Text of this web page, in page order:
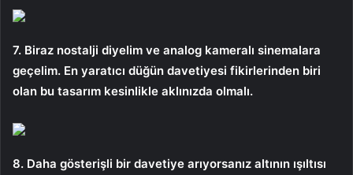
7. Biraz nostalji diyelim ve analog kameralı sinemalara
geçelim. En yaratıcı düğün davetiyesi fikirlerinden biri
olan bu tasarım kesinlikle aklınızda olmalı.
8. Daha gösterişli bir davetiye arıyorsanız altının ışıltısı